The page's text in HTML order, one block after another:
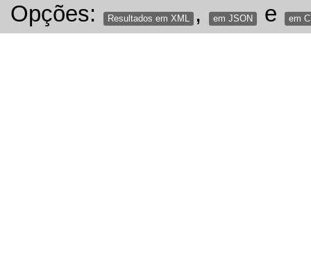
Opções: Resultados em XML , em JSON e em